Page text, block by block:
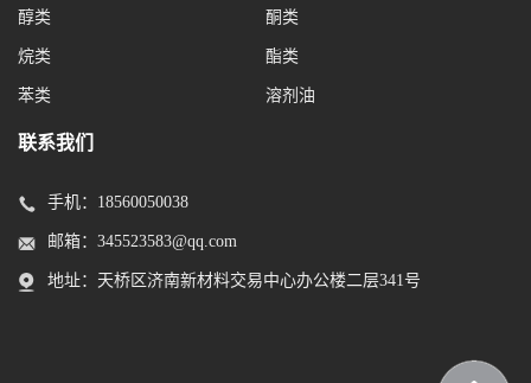
醇类 酮类
烷类 酯类
苯类 溶剂油
联系我们
手机： 18560050038
邮箱：345523583@qq.com
地址：天桥区济南新材料交易中心办公楼二层341号